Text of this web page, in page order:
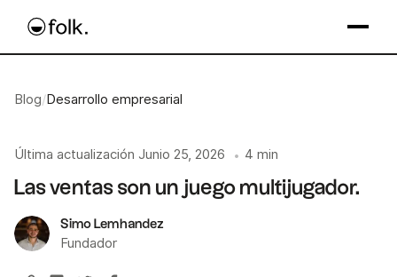
Blog/Desarrollo empresarial
Última actualización Junio 25, 2026 • 4 min
Las ventas son un juego multijugador.
Simo Lemhandez
Fundador